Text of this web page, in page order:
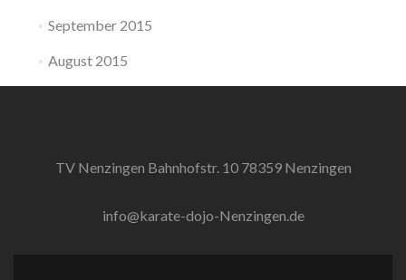
September 2015
August 2015
TV Nenzingen Bahnhofstr. 10 78359 Nenzingen
info@karate-dojo-Nenzingen.de